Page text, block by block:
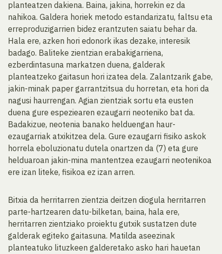
planteatzen dakiena. Baina, jakina, horrekin ez da
nahikoa. Galdera horiek metodo estandarizatu, faltsu eta
erreproduzigarrien bidez erantzuten saiatu behar da.
Hala ere, azken hori edonork ikas dezake, interesik
badago. Baliteke zientzian erabakigarriena,
ezberdintasuna markatzen duena, galderak
planteatzeko gaitasun hori izatea dela. Zalantzarik gabe,
jakin-minak paper garrantzitsua du horretan, eta hori da
nagusi haurrengan. Agian zientziak sortu eta eusten
duena gure espeziearen ezaugarri neoteniko bat da.
Badakizue, neotenia banako helduengan haur-
ezaugarriak atxikitzea dela. Gure ezaugarri fisiko askok
horrela eboluzionatu dutela onartzen da (7) eta gure
helduaroan jakin-mina mantentzea ezaugarri neotenikoa
ere izan liteke, fisikoa ez izan arren.
Bitxia da herritarren zientzia deitzen diogula herritarren
parte-hartzearen datu-bilketan, baina, hala ere,
herritarren zientziako proiektu gutxik sustatzen dute
galderak egiteko gaitasuna. Matilda aseezinak
planteatuko lituzkeen galderetako asko hari hauetan